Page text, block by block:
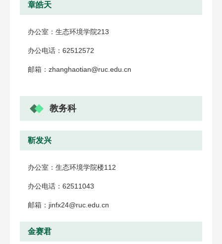
章皓天
办公室：生态环境学院213
办公电话：62512572
邮箱：zhanghaotian@ruc.edu.cn
教务科
靳发兴
办公室：生态环境学院楼112
办公电话：62511043
邮箱：jinfx24@ruc.edu.cn
金赛君